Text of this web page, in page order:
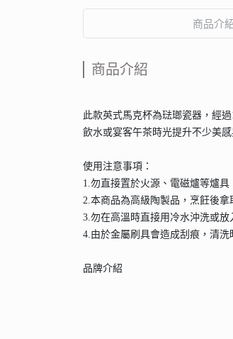
商品介
商品介紹
此款英式馬克杯為琺瑯瓷器，經
飲水或宴客午茶時光提升不少美
使用注意事項：
1.勿直接置於火源、電磁爐等爐具
2.本商品為高級陶製品，烹飪後
3.勿在高溫時直接用冷水沖洗或
4.由於金屬刷具會造成刮痕，清
品牌介紹